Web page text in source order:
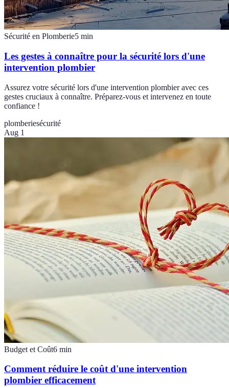
Sécurité en Plomberie5 min
Les gestes à connaître pour la sécurité lors d'une
intervention plombier
Assurez votre sécurité lors d'une intervention plombier avec ces
gestes cruciaux à connaître. Préparez-vous et intervenez en toute
confiance !
plomberiesécurité
Aug 1
Budget et Coût6 min
Comment réduire le coût d'une intervention
plombier efficacement